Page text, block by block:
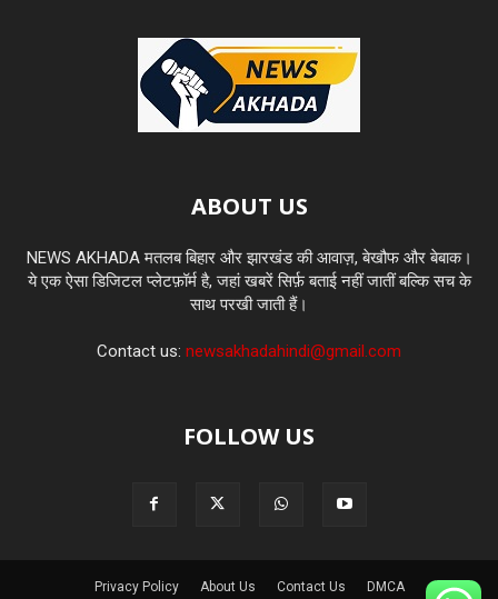
ABOUT US
NEWS AKHADA मतलब बिहार और झारखंड की आवाज़, बेखौफ और बेबाक।
ये एक ऐसा डिजिटल प्लेटफ़ॉर्म है, जहां खबरें सिर्फ़ बताई नहीं जातीं बल्कि सच के
साथ परखी जाती हैं।
Contact us: newsakhadahindi@gmail.com
FOLLOW US
Privacy Policy About Us Contact Us DMCA